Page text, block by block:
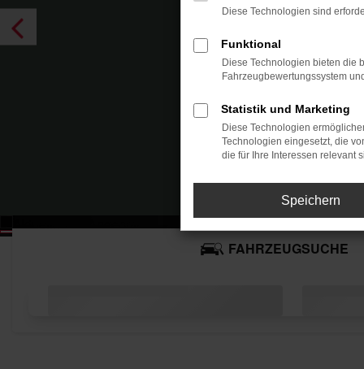
JETZT BESTELLBAR. DER NEUE ID. CROSS
FAHRZEUGSUCHE
Diese Technologien sind
Funktional
Diese Technologien bieten die
Fahrzeugbewertungssystem
Statistik und Marketing
Diese Technologien
Technologien eingesetzt, die
die für Ihre Interessen relevant
Speichern